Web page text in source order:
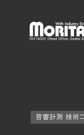
音響計測 技術